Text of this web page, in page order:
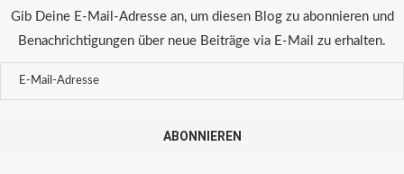
Gib Deine E-Mail-Adresse an, um diesen Blog zu abonnieren und
Benachrichtigungen über neue Beiträge via E-Mail zu erhalten.
ABONNIEREN